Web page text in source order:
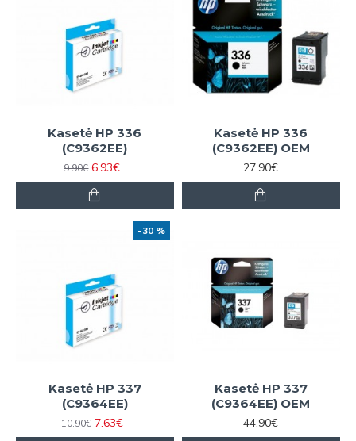
Kasetė HP 336
(C9362EE)
9.90€ 6.93€
Kasetė HP 336
(C9362EE) OEM
27.90€
-30 %
Kasetė HP 337
(C9364EE)
10.90€ 7.63€
Kasetė HP 337
(C9364EE) OEM
44.90€